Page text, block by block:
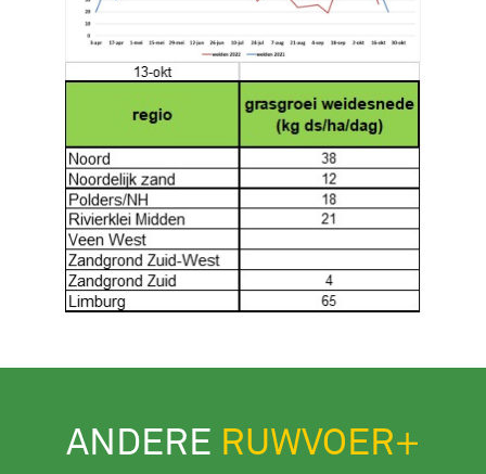
ANDERE RUWVOER+